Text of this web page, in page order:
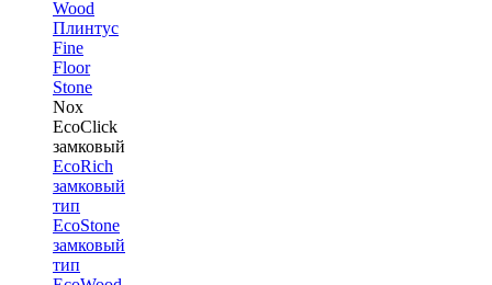
Wood
Плинтус
Fine
Floor
Stone
Nox
EcoClick
замковый
EcoRich
замковый
тип
EcoStone
замковый
тип